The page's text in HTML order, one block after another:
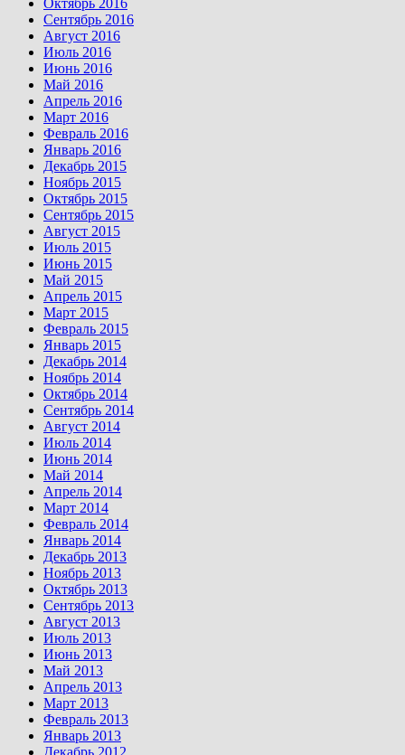
Октябрь 2016
Сентябрь 2016
Август 2016
Июль 2016
Июнь 2016
Май 2016
Апрель 2016
Март 2016
Февраль 2016
Январь 2016
Декабрь 2015
Ноябрь 2015
Октябрь 2015
Сентябрь 2015
Август 2015
Июль 2015
Июнь 2015
Май 2015
Апрель 2015
Март 2015
Февраль 2015
Январь 2015
Декабрь 2014
Ноябрь 2014
Октябрь 2014
Сентябрь 2014
Август 2014
Июль 2014
Июнь 2014
Май 2014
Апрель 2014
Март 2014
Февраль 2014
Январь 2014
Декабрь 2013
Ноябрь 2013
Октябрь 2013
Сентябрь 2013
Август 2013
Июль 2013
Июнь 2013
Май 2013
Апрель 2013
Март 2013
Февраль 2013
Январь 2013